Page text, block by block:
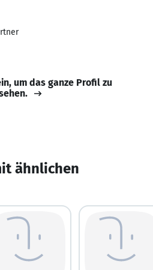
um das ganze Profil zu
ähnlichen